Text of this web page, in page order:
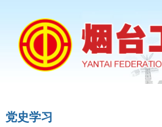
党史学习